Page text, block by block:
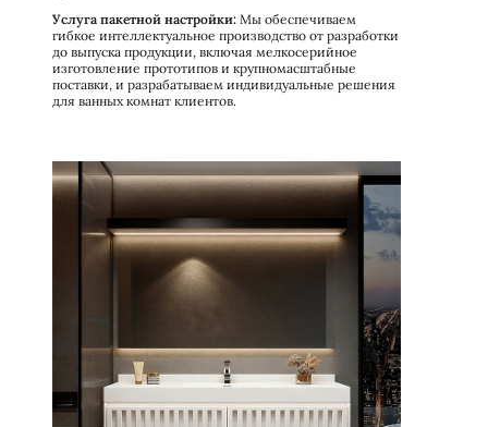
Услуга пакетной настройки: Мы обеспечиваем
гибкое интеллектуальное производство от разработки
до выпуска продукции, включая мелкосерийное
изготовление прототипов и крупномасштабные
поставки, и разрабатываем индивидуальные решения
для ванных комнат клиентов.